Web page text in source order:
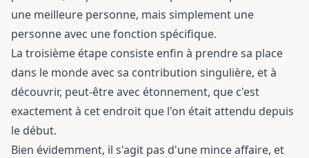
une meilleure personne, mais simplement une
personne avec une fonction spécifique.
La troisième étape consiste enfin à prendre sa place
dans le monde avec sa contribution singulière, et à
découvrir, peut-être avec étonnement, que c'est
exactement à cet endroit que l'on était attendu depuis
le début.
Bien évidemment, il s'agit pas d'une mince affaire, et